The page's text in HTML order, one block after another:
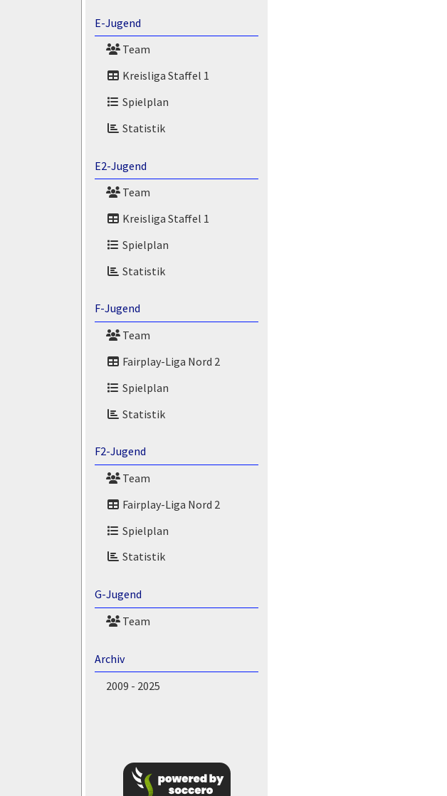
E-Jugend
Team
Kreisliga Staffel 1
Spielplan
Statistik
E2-Jugend
Team
Kreisliga Staffel 1
Spielplan
Statistik
F-Jugend
Team
Fairplay-Liga Nord 2
Spielplan
Statistik
F2-Jugend
Team
Fairplay-Liga Nord 2
Spielplan
Statistik
G-Jugend
Team
Archiv
2009 - 2025